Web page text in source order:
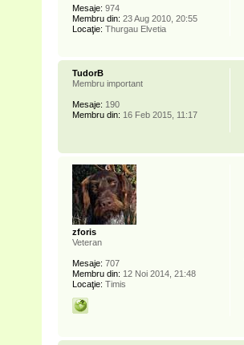
Mesaje: 974
Membru din: 23 Aug 2010, 20:55
Locaţie: Thurgau Elvetia
TudorB
Membru important
Mesaje: 190
Membru din: 16 Feb 2015, 11:17
zforis
Veteran
Mesaje: 707
Membru din: 12 Noi 2014, 21:48
Locaţie: Timis